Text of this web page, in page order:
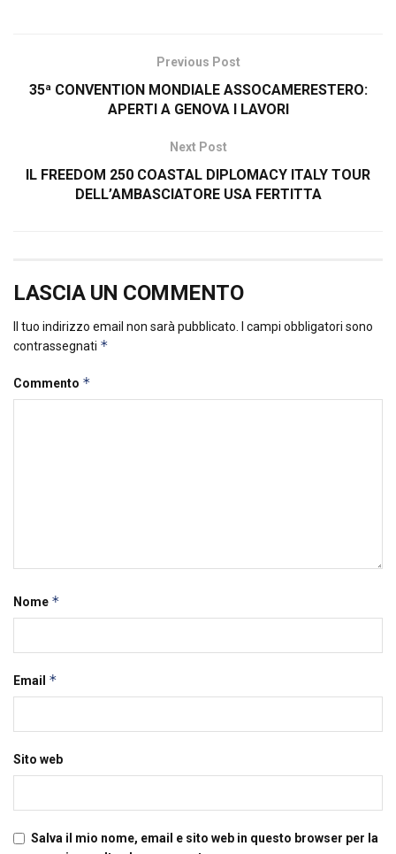
Previous Post
35ª CONVENTION MONDIALE ASSOCAMERESTERO:
APERTI A GENOVA I LAVORI
Next Post
IL FREEDOM 250 COASTAL DIPLOMACY ITALY TOUR
DELL’AMBASCIATORE USA FERTITTA
LASCIA UN COMMENTO
Il tuo indirizzo email non sarà pubblicato.
I campi obbligatori sono
contrassegnati *
Commento *
Nome *
Email *
Sito web
Salva il mio nome, email e sito web in questo browser per la